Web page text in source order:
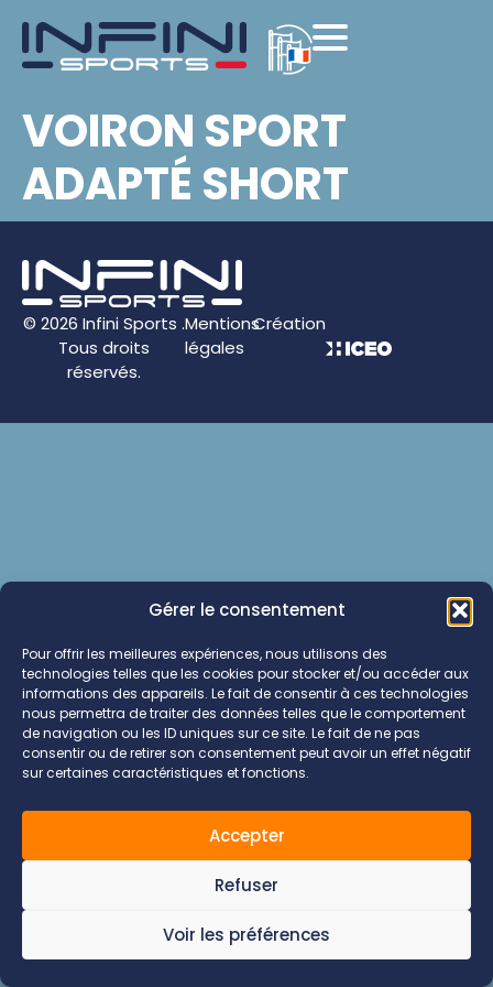
Gérer le consentement
Pour offrir les meilleures expériences, nous utilisons des
technologies telles que les cookies pour stocker et/ou accéder aux
informations des appareils. Le fait de consentir à ces technologies
nous permettra de traiter des données telles que le comportement
de navigation ou les ID uniques sur ce site. Le fait de ne pas
consentir ou de retirer son consentement peut avoir un effet négatif
sur certaines caractéristiques et fonctions.
Accepter
Refuser
Voir les préférences
VOIRON SPORT
ADAPTÉ SHORT
© 2026 Infini Sports .
Tous droits
réservés.
Mentions
légales
Création